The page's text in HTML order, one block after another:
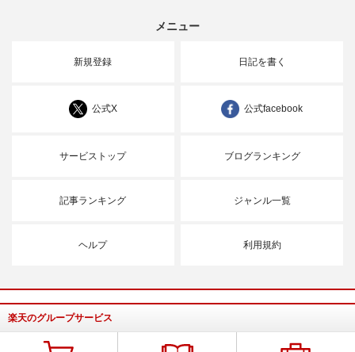
メニュー
新規登録 日記を書く
公式X 公式facebook
サービストップ ブログランキング
記事ランキング ジャンル一覧
ヘルプ 利用規約
楽天のグループサービス